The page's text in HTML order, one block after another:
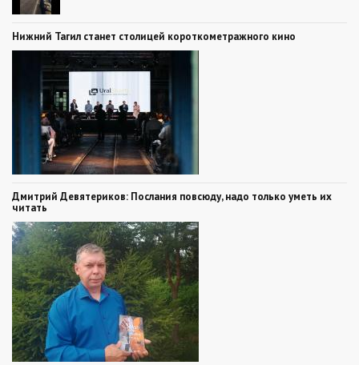
Нижний Тагил станет столицей короткометражного кино
Дмитрий Девятериков: Послания повсюду, надо только уметь их
читать